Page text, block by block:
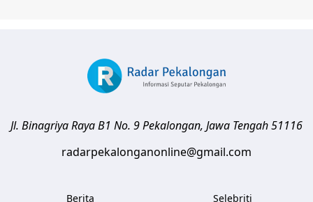
Jl. Binagriya Raya B1 No. 9Pekalongan, Jawa Tengah51116
radarpekalonganonline@gmail.com
Berita
Selebriti